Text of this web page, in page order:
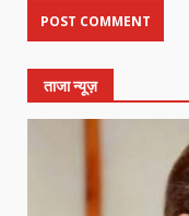
ताजा न्यूज़